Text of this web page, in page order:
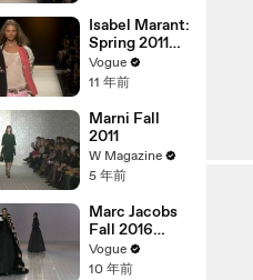
Isabel Marant:
Spring 2011
Ready-to-
Wear
Vogue
11 年前
Marni Fall
2011
W Magazine
5 年前
Marc Jacobs
Fall 2016
Ready-to-
Wear
Vogue
10 年前